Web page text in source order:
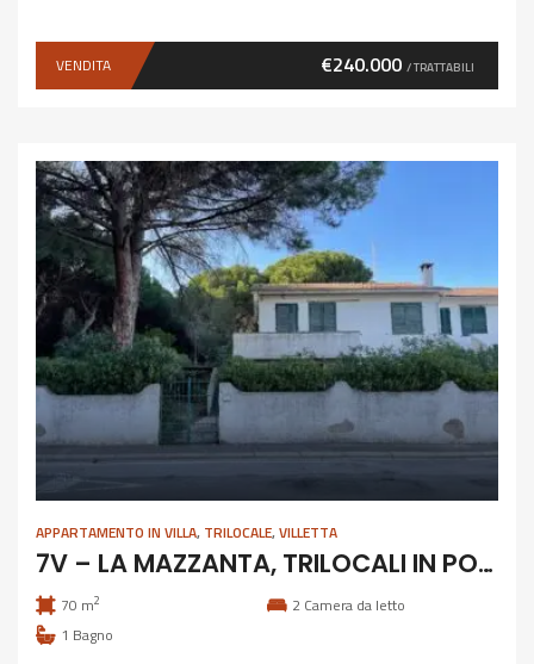
VENDITA €240.000 / TRATTABILI
APPARTAMENTO IN VILLA, TRILOCALE,VILLETTA
7V – LA MAZZANTA, TRILOCALI IN POSIZIONE ESCLUSIVA
70 m2 2 Camera da letto
1 Bagno